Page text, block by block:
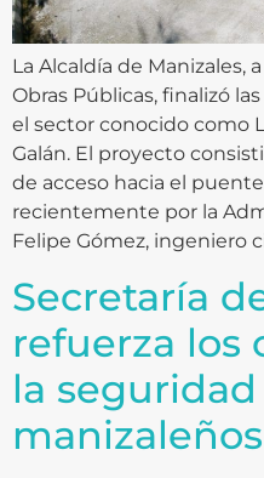
La Alcaldía de Manizales,
Obras Públicas, finalizó
el sector conocido como
Galán. El proyecto
de acceso hacia el
recientemente por la
Felipe Gómez, ingeniero
Secretaría
refuerza los
la
manizaleños